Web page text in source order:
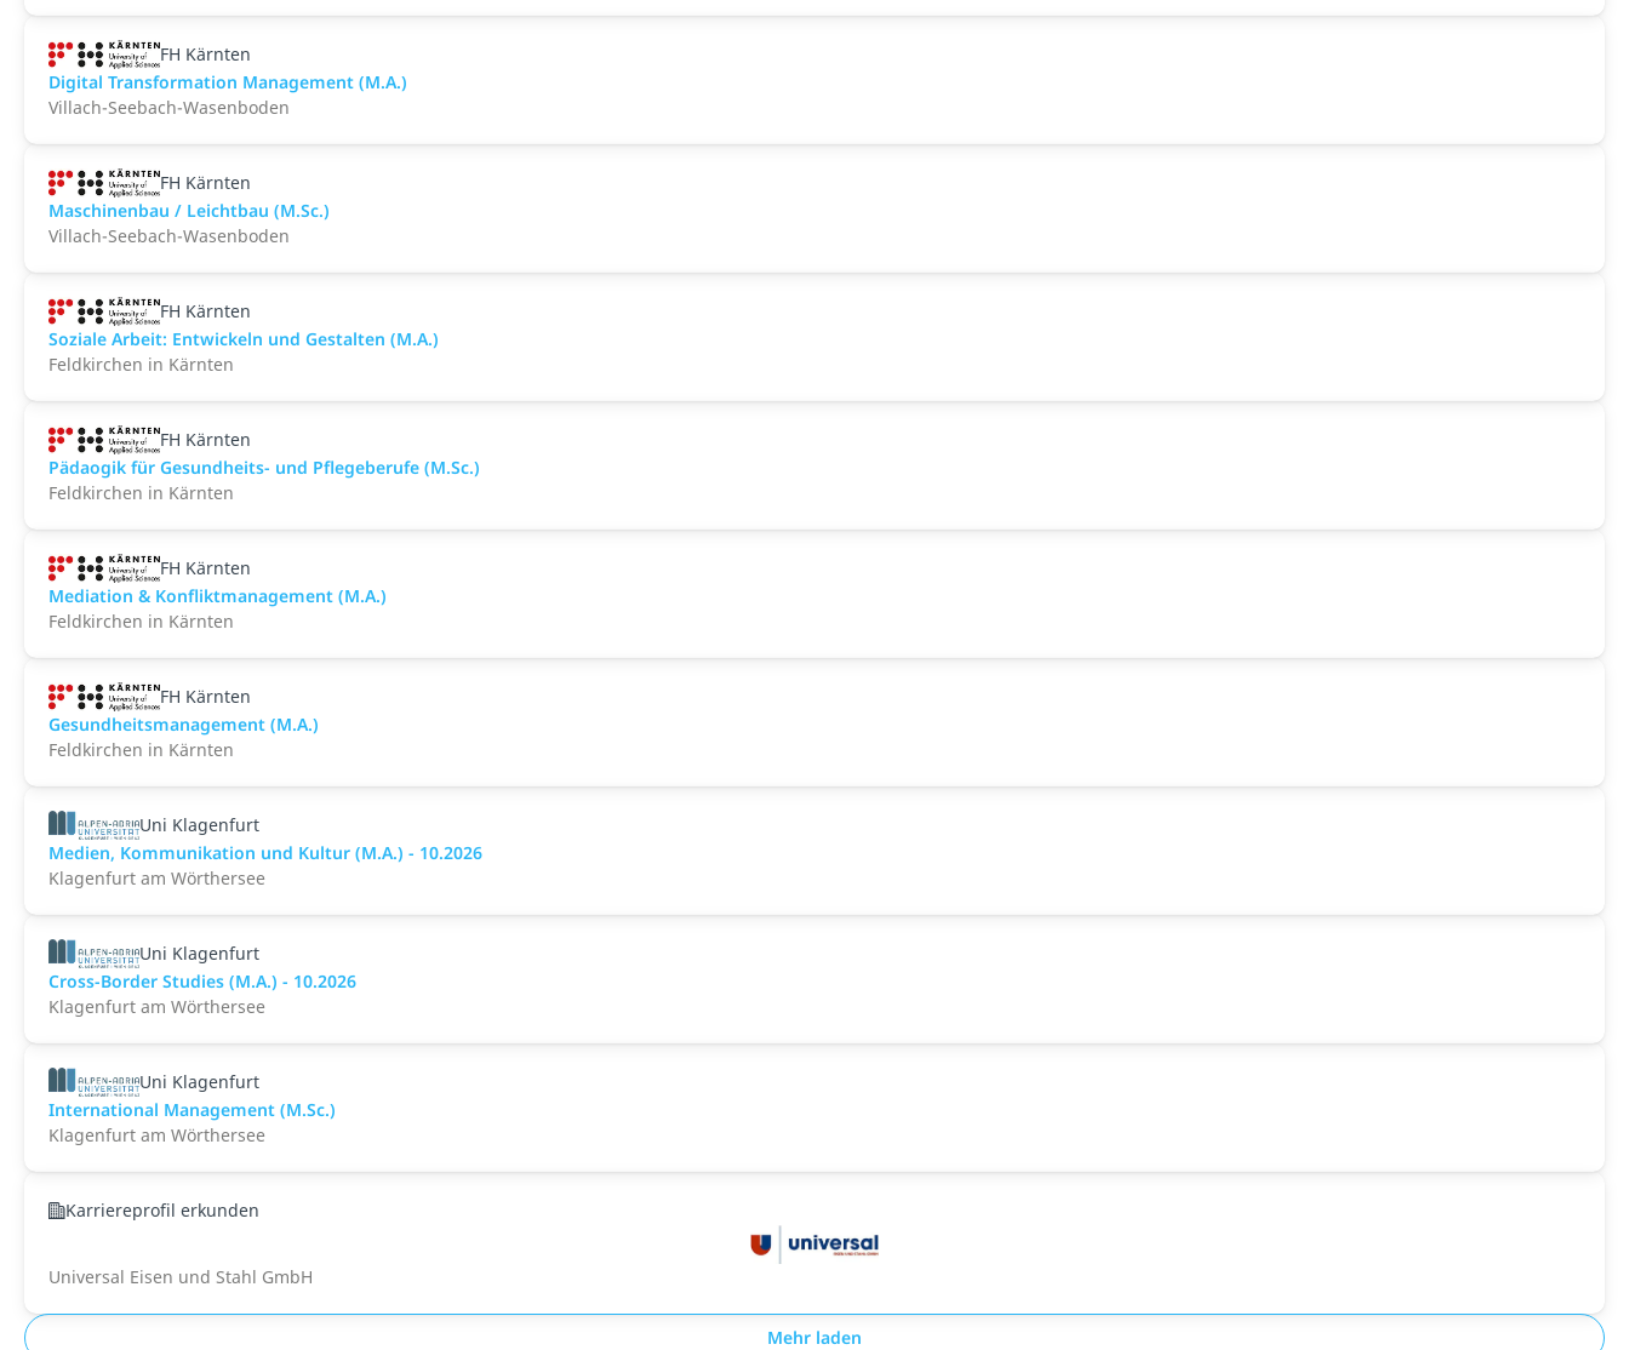
FH Kärnten
Digital Transformation Management (M.A.)
Villach-Seebach-Wasenboden
FH Kärnten
Maschinenbau / Leichtbau (M.Sc.)
Villach-Seebach-Wasenboden
FH Kärnten
Soziale Arbeit: Entwickeln und Gestalten (M.A.)
Feldkirchen in Kärnten
FH Kärnten
Pädaogik für Gesundheits- und Pflegeberufe (M.Sc.)
Feldkirchen in Kärnten
FH Kärnten
Mediation & Konfliktmanagement (M.A.)
Feldkirchen in Kärnten
FH Kärnten
Gesundheitsmanagement (M.A.)
Feldkirchen in Kärnten
Uni Klagenfurt
Medien, Kommunikation und Kultur (M.A.) - 10.2026
Klagenfurt am Wörthersee
Uni Klagenfurt
Cross-Border Studies (M.A.) - 10.2026
Klagenfurt am Wörthersee
Uni Klagenfurt
International Management (M.Sc.)
Klagenfurt am Wörthersee
Karriereprofil erkunden
Universal Eisen und Stahl GmbH
Mehr laden